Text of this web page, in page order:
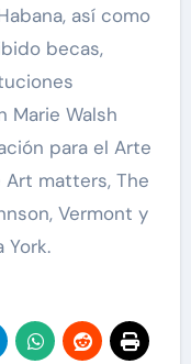
así como
becas,
Marie Walsh
para el Arte
Art matters, The
Vermont y
York.